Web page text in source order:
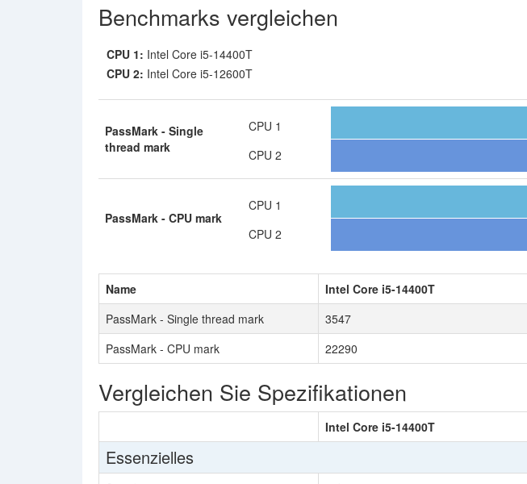
Benchmarks vergleichen
CPU 1: Intel Core i5-14400T
CPU 2: Intel Core i5-12600T
PassMark - Single
thread mark
CPU 1
CPU 2
PassMark - CPU mark
CPU 1
CPU 2
Name Intel Core i5-14400T
PassMark - Single thread mark
3547
PassMark - CPU mark
22290
Vergleichen Sie Spezifikationen
Intel Core i5-14400T
Essenzielles